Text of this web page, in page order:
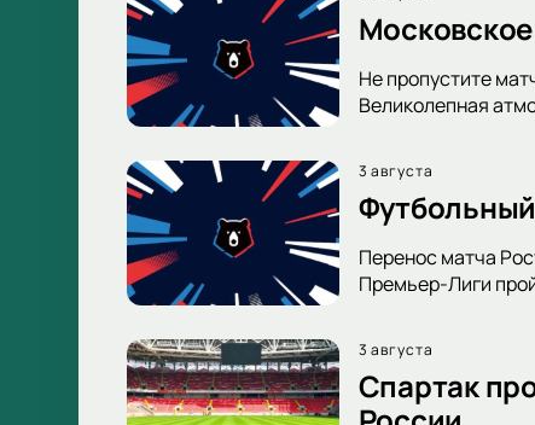
Не пропустите
Великолепная
3 августа
Перенос матча
Премьер-Лиги
3 августа
Спартак